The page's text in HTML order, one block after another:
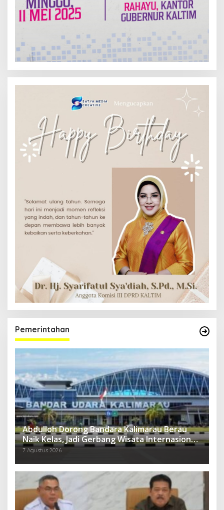
Pemerintahan
Abdulloh Dorong Bandara Kalimarau Berau
Naik Kelas, Jadi Gerbang Wisata Internasional
Kaltim
7 Agustus 2026